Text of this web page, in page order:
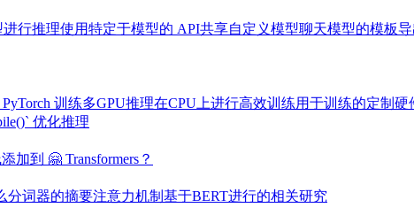
行推理使用特定于模型的 API共享自定义模型聊天模型的模板
训练多GPU推理在CPU上进行高效训练用于训练的定制硬
优化推理
加到 🤗 Transformers？
分词器的摘要注意力机制 基于BERT进行的相关研究